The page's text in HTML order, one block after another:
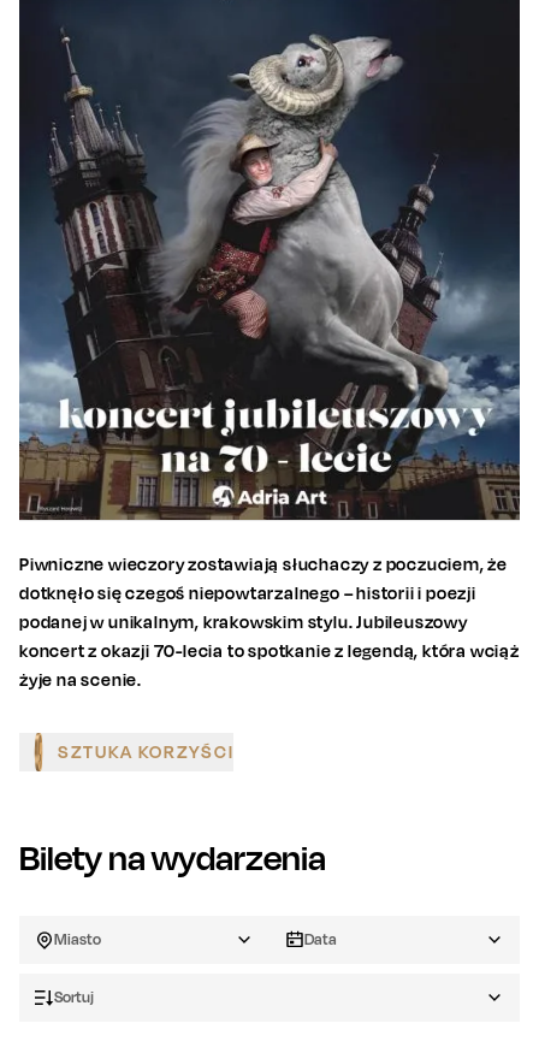
Piwniczne wieczory zostawiają słuchaczy z poczuciem, że
dotknęło się czegoś niepowtarzalnego – historii i poezji
podanej w unikalnym, krakowskim stylu. Jubileuszowy
koncert z okazji 70-lecia to spotkanie z legendą, która wciąż
żyje na scenie.
SZTUKA KORZYŚCI
Bilety na wydarzenia
Miasto Data
Sortuj